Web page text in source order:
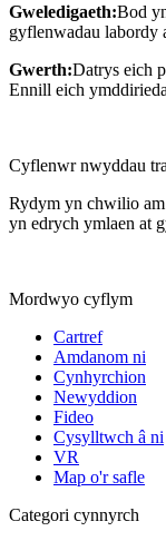
Gweledigaeth:Bod
gyflenwadau labordy
Gwerth:Datrys eich
Ennill eich
Cyflenwr nwyddau
Rydym yn chwilio
yn edrych ymlaen at
Mordwyo cyflym
Cartref
Amdanom ni
Cynhyrchion
Newyddion
Fideo
Cysylltwch â ni
VR
Map o'r safle
Categori cynnyrch